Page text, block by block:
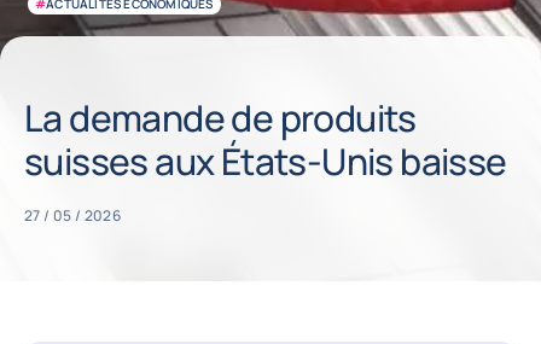
#ACTUALITÉS ÉCONOMIQUES
La demande de produits
suisses aux États-Unis baisse
27 / 05 / 2026